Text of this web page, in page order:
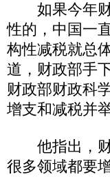
如果今年财
性的，中国一
构性减税就总
道，财政部手
财政部财政科
增支和减税并
他指出，财
很多领域都要